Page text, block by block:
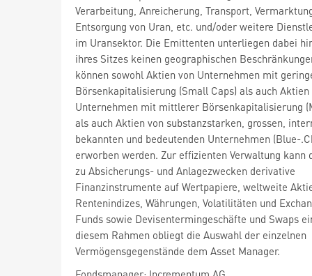
Verarbeitung, Anreicherung, Transport,
Entsorgung von Uran, etc. und/oder weitere
im Uransektor. Die Emittenten unterliegen dabei
ihres Sitzes keinen geographischen
können sowohl Aktien von Unternehmen mit
Börsenkapitalisierung (Small Caps) als auch Aktien
Unternehmen mit mittlerer Börsenkapitalisierung
als auch Aktien von substanzstarken, grossen,
bekannten und bedeutenden Unternehmen (Blue-
erworben werden. Zur effizienten Verwaltung kann
zu Absicherungs- und Anlagezwecken derivative
Finanzinstrumente auf Wertpapiere, weltweite
Rentenindizes, Währungen, Volatilitäten und
Funds sowie Devisentermingeschäfte und Swaps
diesem Rahmen obliegt die Auswahl der einzelnen
Vermögensgegenstände dem Asset Manager.